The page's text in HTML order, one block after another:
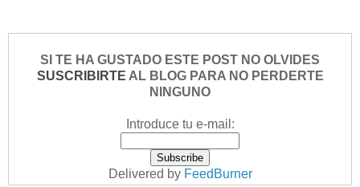
SI TE HA GUSTADO ESTE POST NO OLVIDES
SUSCRIBIRTE AL BLOG PARA NO PERDERTE
NINGUNO
Introduce tu e-mail:
Delivered by FeedBurner